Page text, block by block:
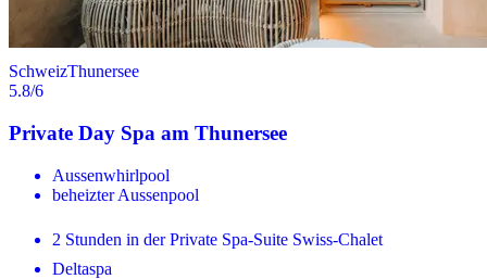
SchweizThunersee
5.8/6
Private Day Spa am Thunersee
Aussenwhirlpool
beheizter Aussenpool
2 Stunden in der Private Spa-Suite Swiss-Chalet
Deltaspa